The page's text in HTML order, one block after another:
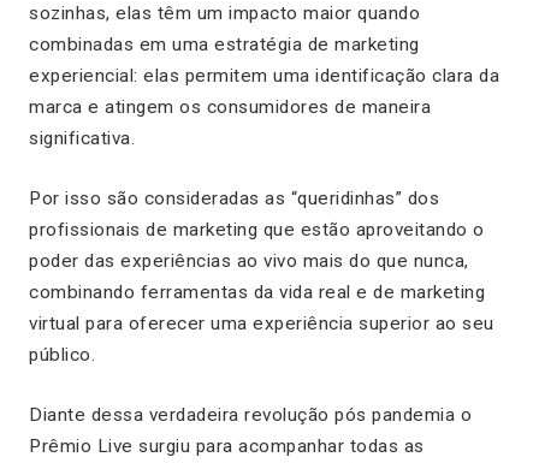
sozinhas, elas têm um impacto maior quando
combinadas em uma estratégia de marketing
experiencial: elas permitem uma identificação clara da
marca e atingem os consumidores de maneira
significativa.
Por isso são consideradas as “queridinhas” dos
profissionais de marketing que estão aproveitando o
poder das experiências ao vivo mais do que nunca,
combinando ferramentas da vida real e de marketing
virtual para oferecer uma experiência superior ao seu
público.
Diante dessa verdadeira revolução pós pandemia o
Prêmio Live surgiu para acompanhar todas as